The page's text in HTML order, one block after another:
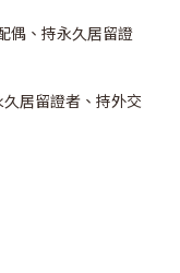
偶、持永久居留證
居留證者、持外交